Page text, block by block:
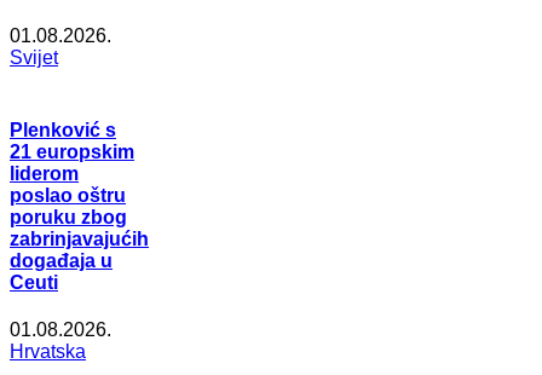
01.08.2026.
Svijet
Plenković s
21 europskim
liderom
poslao oštru
poruku zbog
zabrinjavajućih
događaja u
Ceuti
01.08.2026.
Hrvatska